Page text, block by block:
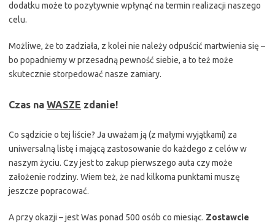
dodatku może to pozytywnie wpłynąć na termin realizacji naszego
celu.
Możliwe, że to zadziała, z kolei nie należy odpuścić martwienia się –
bo popadniemy w przesadną pewność siebie, a to też może
skutecznie storpedować nasze zamiary.
Czas na WASZE zdanie!
Co sądzicie o tej liście? Ja uważam ją (z małymi wyjątkami) za
uniwersalną listę i mającą zastosowanie do każdego z celów w
naszym życiu. Czy jest to zakup pierwszego auta czy może
założenie rodziny. Wiem też, że nad kilkoma punktami muszę
jeszcze popracować.
A przy okazji – jest Was ponad 500 osób co miesiąc. Zostawcie